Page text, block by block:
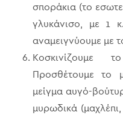
σποράκια (το
γλυκάνισο, με 1
αναμειγνύουμε με
Κοσκινίζουμε
Προσθέτουμε το
μείγμα αυγό-
μυρωδικά